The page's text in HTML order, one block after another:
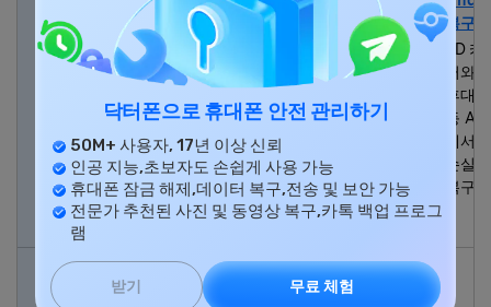
닥터폰으로 휴대폰 안전 관리하기
50M+ 사용자, 17년 이상 신뢰
인공 지능,초보자도 손쉽게 사용 가능
휴대폰 잠금 해제,데이터 복구,전송 및 보안 가능
전문가 추천된 사진 및 동영상 복구,카톡 백업 프로그
램
받기 무료 체험
iOS & Android
iOS/안드로이드 기
기, iTunes/iCloud
백업, 고장난 삼성 휴
대폰 및 태블릿에서
데이터를 복구합니
다.
사진, 비디오,
연락처, SMS
등을 포함한
iOS 기기 및
아이튠즈, 아
나 손실된 데
이터를 복구
합니다.
복구
SD
터와
휴대
등
에서
손실
복구
iOS &
Android